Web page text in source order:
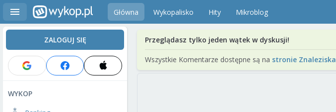
Główna Wykopalisko Hity Mikroblog
ZALOGUJ SIĘ
WYKOP
Przeglądasz tylko jeden wątek w dyskusji!
Wszystkie Komentarze dostępne są na stronie Znaleziska